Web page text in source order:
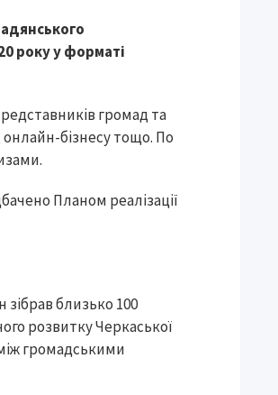
року у форматі
громад та
бізнесу тощо. По
Планом реалізації
зібрав близько 100
розвитку Черкаської
громадськими